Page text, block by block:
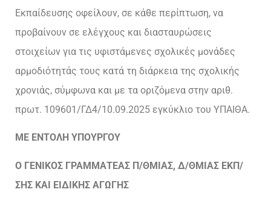
Εκπαίδευσης οφείλουν, σε κάθε περίπτωση, να
προβαίνουν σε ελέγχους και διασταυρώσεις
στοιχείων για τις υφιστάμενες σχολικές μονάδες
αρμοδιότητάς τους κατά τη διάρκεια της σχολικής
χρονιάς, σύμφωνα και με τα οριζόμενα στην αριθ.
πρωτ. 109601/ΓΔ4/10.09.2025 εγκύκλιο του ΥΠΑΙΘΑ.
ΜΕ ΕΝΤΟΛΗ ΥΠΟΥΡΓΟΥ
Ο ΓΕΝΙΚΟΣ ΓΡΑΜΜΑΤΕΑΣ Π/ΘΜΙΑΣ, Δ/ΘΜΙΑΣ ΕΚΠ/
ΣΗΣ ΚΑΙ ΕΙΔΙΚΗΣ ΑΓΩΓΗΣ